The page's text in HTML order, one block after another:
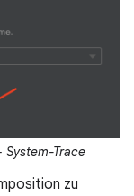
System-Trace
zu